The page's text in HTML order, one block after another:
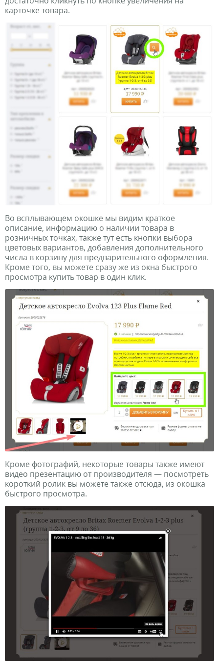
карточке товара.
Во всплывающем окошке мы видим краткое
описание, информацию о наличии товара в
розничных точках, также тут есть кнопки выбора
цветовых вариантов, добавления дополнительного
числа в корзину для предварительного оформления.
Кроме того, вы можете сразу же из окна быстрого
просмотра купить товар в один клик.
Кроме фотографий, некоторые товары также имеют
видео презентацию от производителя — посмотреть
короткий ролик вы можете также отсюда, из окошка
быстрого просмотра.